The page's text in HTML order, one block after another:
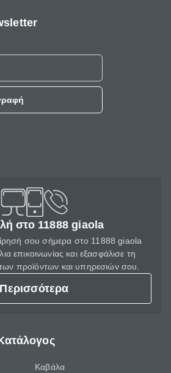
στο 11888 giaola
σου σήμερα στο 11888 giaola
επικοινωνίας και εξασφάλισε τη
προϊόντων και υπηρεσιών σου.
Περισσότερα
Καβάλα